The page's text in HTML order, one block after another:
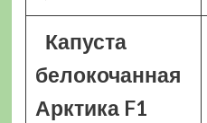
Капуста
белокочанная
Арктика F1